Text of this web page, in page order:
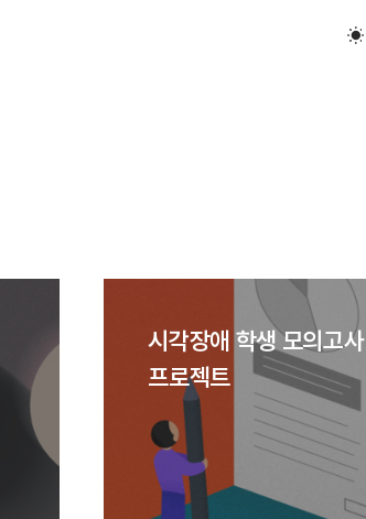
시각장애 학생 모의고사
프로젝트